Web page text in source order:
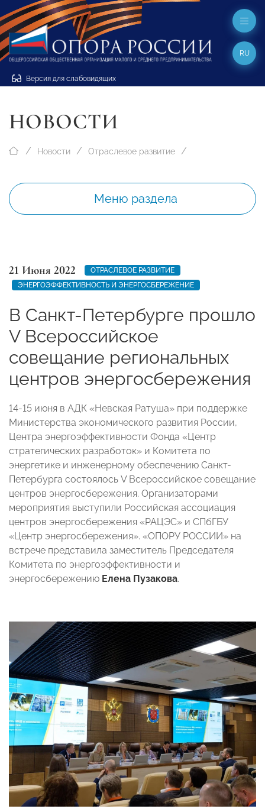
Версия для слабовидящих
RU
НОВОСТИ
Новости Отраслевое развитие
Меню раздела
21 Июня 2022
ОТРАСЛЕВОЕ РАЗВИТИЕ
ЭНЕРГОЭФФЕКТИВНОСТЬ И ЭНЕРГОСБЕРЕЖЕНИЕ
В Санкт-Петербурге прошло
V Всероссийское
совещание региональных
центров энергосбережения
14-15 июня в АДК «Невская Ратуша» при поддержке
Министерства экономического развития России,
Центра энергоэффективности Фонда «Центр
стратегических разработок» и Комитета по
энергетике и инженерному обеспечению Санкт-
Петербурга состоялось V Всероссийское совещание
центров энергосбережения. Организаторами
мероприятия выступили Российская ассоциация
центров энергосбережения «РАЦЭС» и СПбГБУ
«Центр энергосбережения». «ОПОРУ РОССИИ» на
встрече представила заместитель Председателя
Комитета по энергоэффективности и
энергосбережению Елена Пузакова.